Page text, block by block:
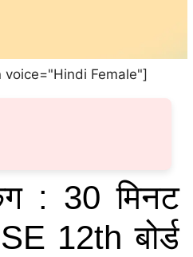
Female"]
: 30 मिनट
12th बोर्ड